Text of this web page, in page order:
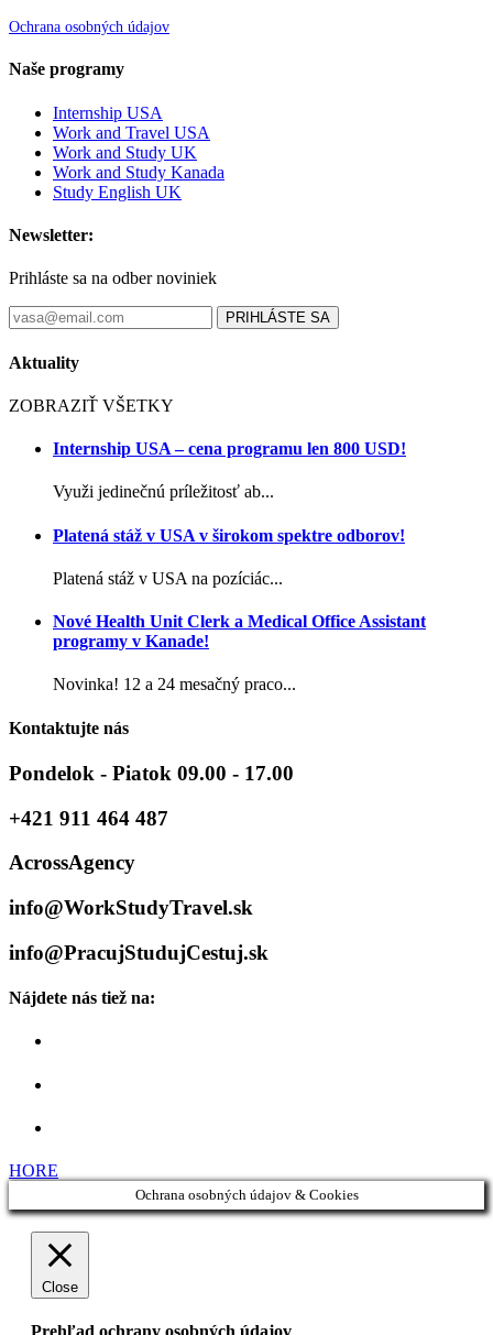
Ochrana osobných údajov
Naše programy
Internship USA
Work and Travel USA
Work and Study UK
Work and Study Kanada
Study English UK
Newsletter:
Prihláste sa na odber noviniek
PRIHLÁSTE SA
Aktuality
ZOBRAZIŤ VŠETKY
Internship USA – cena programu len 800 USD!
Využi jedinečnú príležitosť ab...
Platená stáž v USA v širokom spektre odborov!
Platená stáž v USA na pozíciác...
Nové Health Unit Clerk a Medical Office Assistant
programy v Kanade!
Novinka! 12 a 24 mesačný praco...
Kontaktujte nás
Pondelok - Piatok 09.00 - 17.00
+421 911 464 487
AcrossAgency
info@WorkStudyTravel.sk
info@PracujStudujCestuj.sk
Nájdete nás tiež na:
HORE
Ochrana osobných údajov & Cookies
Close